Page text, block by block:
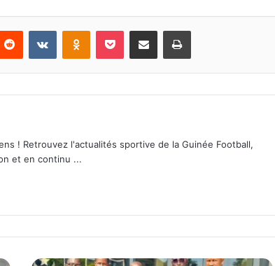
! Retrouvez l'actualités sportive de la Guinée Football,
et en continu ...